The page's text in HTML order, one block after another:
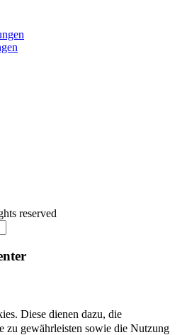
reserved
Diese dienen dazu, die
zu gewährleisten sowie die Nutzung